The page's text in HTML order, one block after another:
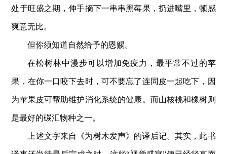
处于旺盛之期，伸手摘下一串串黑莓果，扔进嘴里，顿感
爽意无比。
但你须知道自然给予的恩赐。
在松树林中漫步可以增加免疫力，最平常不过的苹
果，在你一口咬下去时，可不要忘了连同皮一起吃下，因
为苹果皮可帮助维护消化系统的健康。而山核桃和橡树则
是最好的碳汇物种之一。
上述文字来自《为树木发声》的译后记。其实，此书